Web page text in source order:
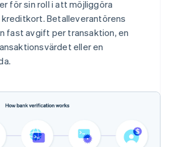
för sin roll i att möjliggöra
Betalleverantörens
fast avgift per transaktion, en
eller en